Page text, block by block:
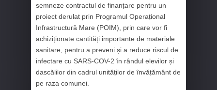
semneze contractul de finanțare pentru un
proiect derulat prin Programul Operațional
Infrastructură Mare (POIM), prin care vor fi
achiziționate cantități importante de materiale
sanitare, pentru a preveni și a reduce riscul de
infectare cu SARS-COV-2 în rândul elevilor și
dascălilor din cadrul unităților de învățământ de
pe raza comunei.